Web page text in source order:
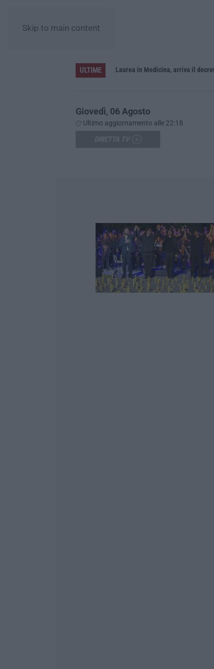
Skip to main content
ULTIME
Sistema bibliotecario vibonese, la dura replica di Soriano e Romeo: «Il fallimento è di chi ha staccato la spina» Laurea in Medicina, arriva il
Giovedì, 06 Agosto
Ultimo aggiornamento alle 22:18